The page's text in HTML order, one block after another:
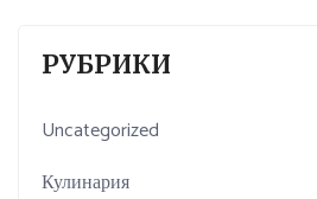
РУБРИКИ
Uncategorized
Кулинария